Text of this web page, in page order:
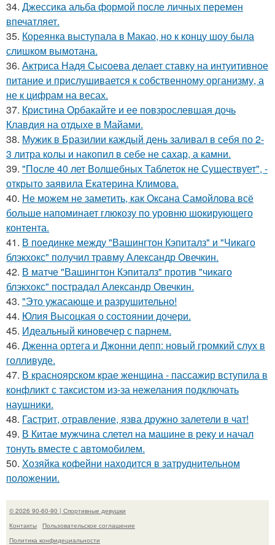
34. Джессика альба формой после личных перемен
впечатляет.
35. Кореянка выступала в Макао, но к концу шоу была
слишком вымотана.
36. Актриса Надя Сысоева делает ставку на интуитивное
питание и прислушивается к собственному организму, а
не к цифрам на весах.
37. Кристина Орбакайте и ее повзрослевшая дочь
Клавдия на отдыхе в Майами.
38. Мужик в Бразилии каждый день заливал в себя по 2-
3 литра колы и накопил в себе не сахар, а камни.
39. "После 40 лет Волшебных Таблеток не Существует", -
открыто заявила Екатерина Климова.
40. Не можем не заметить, как Оксана Самойлова всё
больше напоминает глюкозу по уровню шокирующего
контента.
41. В поединке между "Вашингтон Кэпиталз" и "Чикаго
блэкхокс" получил травму Александр Овечкин.
42. В матче "Вашингтон Кэпиталз" против "чикаго
блэкхокс" пострадал Александр Овечкин.
43. "Это ужасающе и разрушительно!
44. Юлия Высоцкая о состоянии дочери.
45. Идеальный киновечер с парнем.
46. Дженна ортега и Джонни депп: новый громкий слух в
голливуде.
47. В красноярском крае женщина - пассажир вступила в
конфликт с таксистом из-за нежелания подключать
наушники.
48. Гастрит, отравление, язва дружно залетели в чат!
49. В Китае мужчина слетел на машине в реку и начал
тонуть вместе с автомобилем.
50. Хозяйка кофейни находится в затруднительном
положении.
© 2026 90-60-90 | Спортивные девушки
Контакты
Пользовательское соглашение
Политика конфидециальности